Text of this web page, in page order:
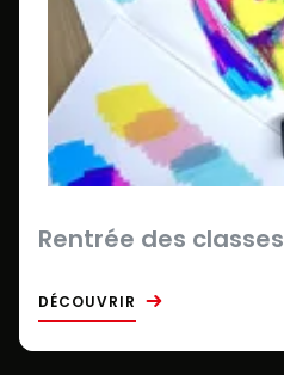
Rentrée des classes
DÉCOUVRIR